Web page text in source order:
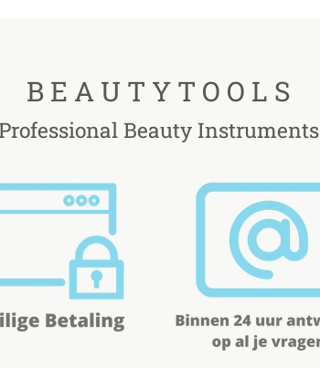
B E A U T Y T O O L S
Professional Beauty Instruments